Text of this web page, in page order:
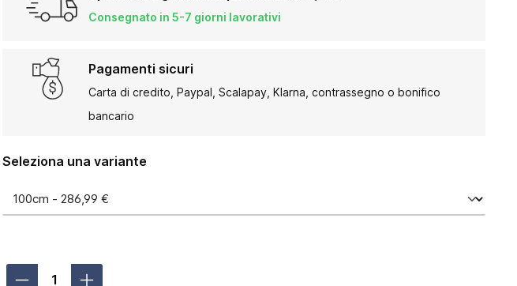
Consegnato in 5-7 giorni lavorativi
Pagamenti sicuri
Carta di credito, Paypal, Scalapay, Klarna, contrassegno o bonifico
bancario
Seleziona una variante